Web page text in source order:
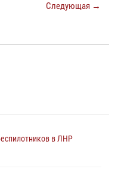
Следующая →
в ЛНР